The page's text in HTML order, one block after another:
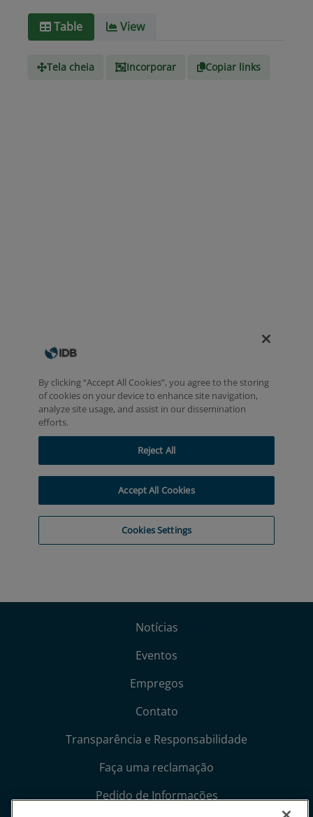
Tipo de
MídiaTable View
Tela cheia Incorporar Copiar links
Notícias
Eventos
Empregos
Contato
Transparência e Responsabilidade
Faça uma reclamação
Pedido de Informações